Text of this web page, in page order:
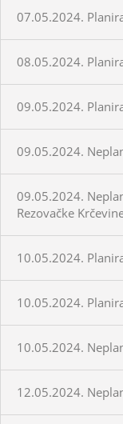
07.05.2024.
08.05.2024.
09.05.2024.
09.05.2024.
09.05.2024.
Rezovačke
10.05.2024.
10.05.2024.
10.05.2024.
12.05.2024.